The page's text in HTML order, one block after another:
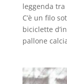
leggenda
C’è un filo
biciclette
pallone